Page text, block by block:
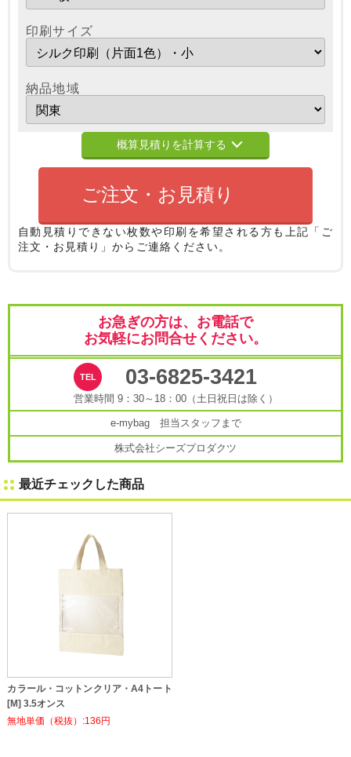
印刷サイズ
納品地域
概算見積りを計算する
ご注文・お見積り
自動見積りできない枚数や印刷を希望される方も 上記「ご
注文・お見積り」からご連絡ください。
お急ぎの方は、お電話で
お気軽にお問合せください。
03-6825-3421
営業時間 9：30～18：00（土日祝日は除く）
e-mybag 担当スタッフまで
株式会社シーズプロダクツ
最近チェックした商品
カラール・コットンクリア・A4トート
[M] 3.5オンス
無地単価（税抜）:136円